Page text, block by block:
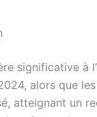
significative à
alors que
atteignant un